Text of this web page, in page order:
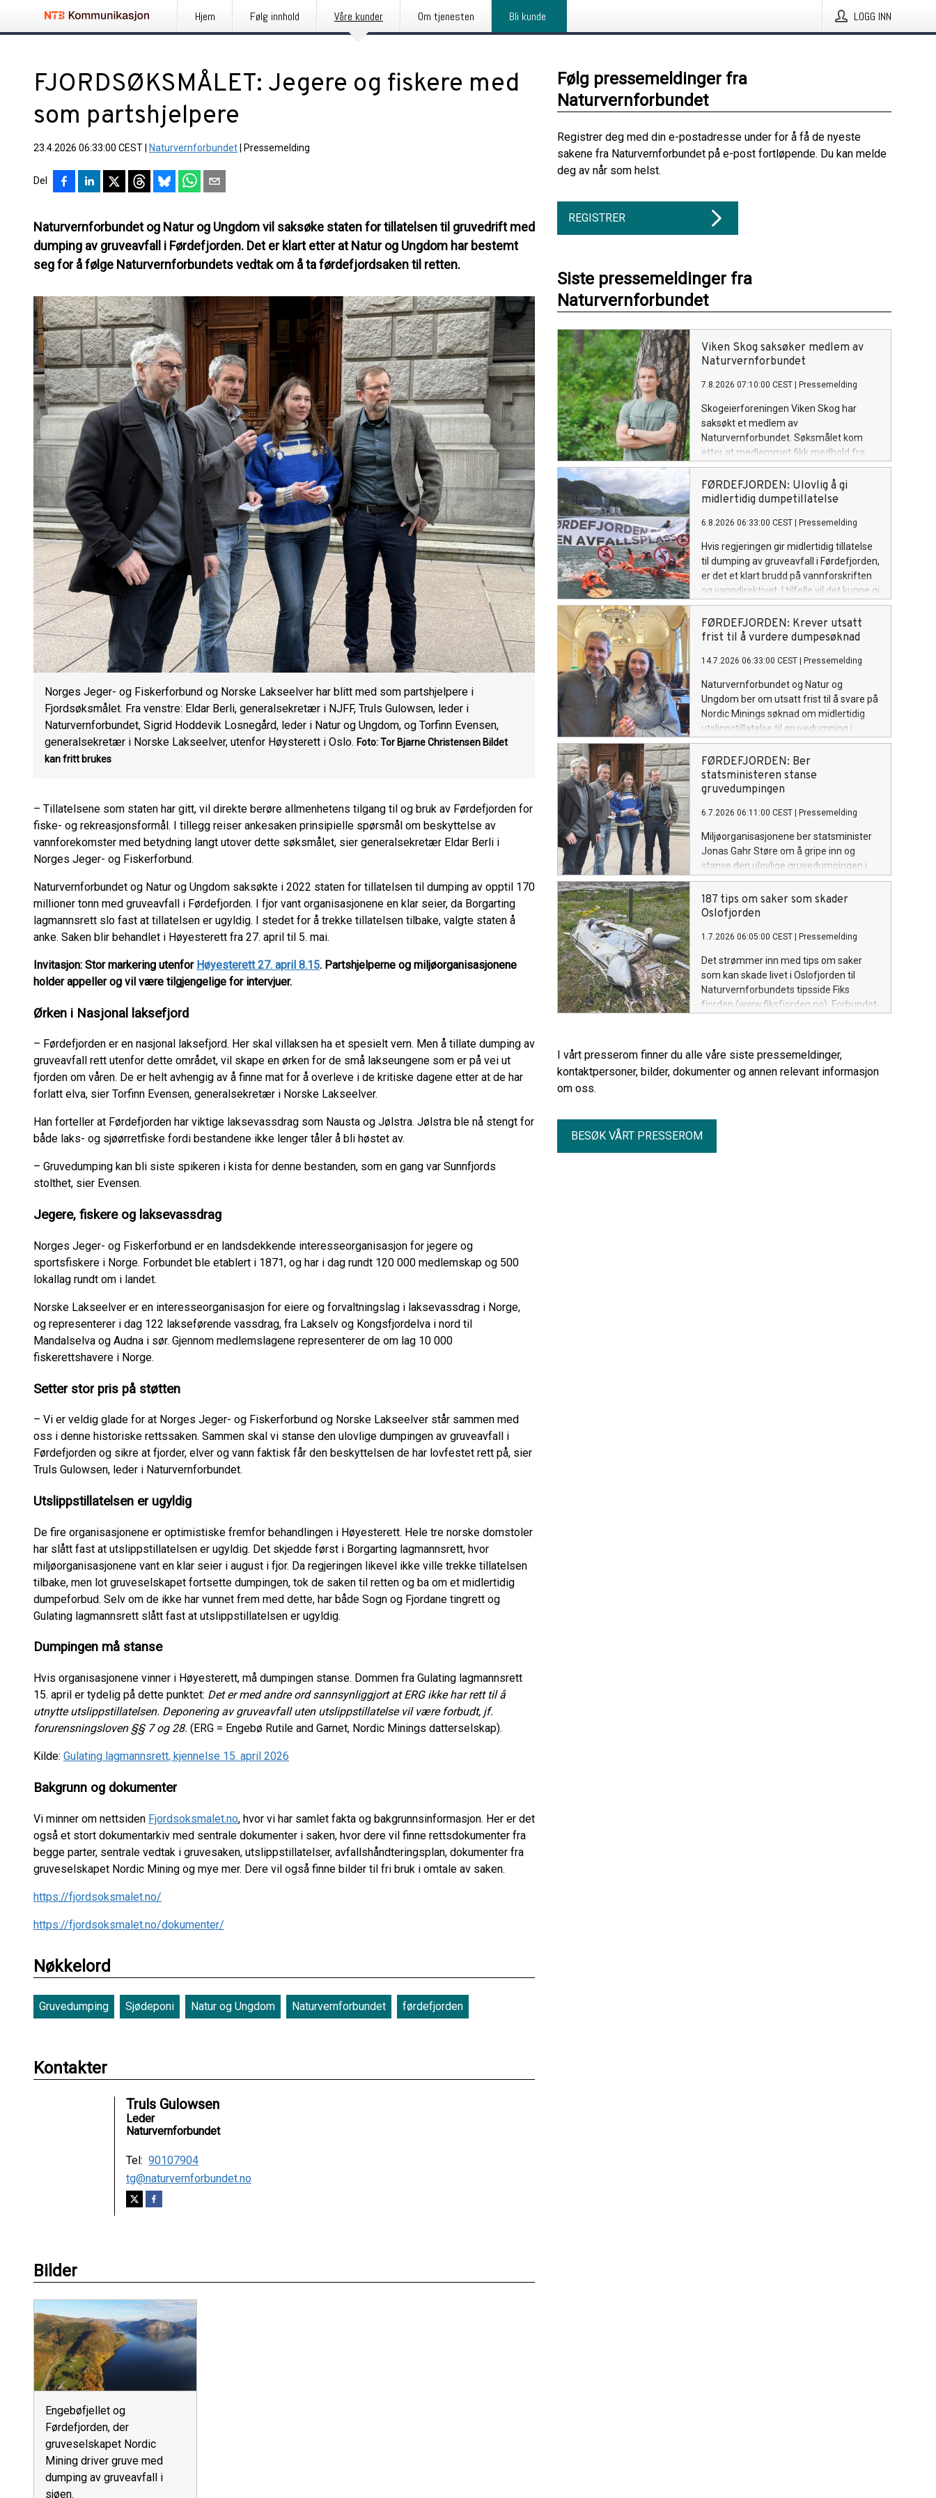
Hjem Følg innhold Våre kunder Om tjenesten Bli kunde LOGG INN
FJORDSØKSMÅLET: Jegere og fiskere med
som partshjelpere
23.4.2026 06:33:00 CEST Naturvernforbundet Pressemelding
Del
Naturvernforbundet og Natur og Ungdom vil saksøke staten for tillatelsen til gruvedrift med
dumping av gruveavfall i Førdefjorden. Det er klart etter at Natur og Ungdom har bestemt
seg for å følge Naturvernforbundets vedtak om å ta førdefjordsaken til retten.
Norges Jeger- og Fiskerforbund og Norske Lakseelver har blitt med som partshjelpere i
Fjordsøksmålet. Fra venstre: Eldar Berli, generalsekretær i NJFF, Truls Gulowsen, leder i
Naturvernforbundet, Sigrid Hoddevik Losnegård, leder i Natur og Ungdom, og Torfinn Evensen,
generalsekretær i Norske Lakseelver, utenfor Høysterett i Oslo. Foto: Tor Bjarne Christensen Bildet
kan fritt brukes
– Tillatelsene som staten har gitt, vil direkte berøre allmenhetens tilgang til og bruk av Førdefjorden for
fiske- og rekreasjonsformål. I tillegg reiser ankesaken prinsipielle spørsmål om beskyttelse av
vannforekomster med betydning langt utover dette søksmålet, sier generalsekretær Eldar Berli i
Norges Jeger- og Fiskerforbund.
Naturvernforbundet og Natur og Ungdom saksøkte i 2022 staten for tillatelsen til dumping av opptil 170
millioner tonn med gruveavfall i Førdefjorden. I fjor vant organisasjonene en klar seier, da Borgarting
lagmannsrett slo fast at tillatelsen er ugyldig. I stedet for å trekke tillatelsen tilbake, valgte staten å
anke. Saken blir behandlet i Høyesterett fra 27. april til 5. mai.
Invitasjon: Stor markering utenfor Høyesterett 27. april 8.15. Partshjelperne og miljøorganisasjonene
holder appeller og vil være tilgjengelige for intervjuer.
Ørken i Nasjonal laksefjord
– Førdefjorden er en nasjonal laksefjord. Her skal villaksen ha et spesielt vern. Men å tillate dumping av
gruveavfall rett utenfor dette området, vil skape en ørken for de små lakseungene som er på vei ut
fjorden om våren. De er helt avhengig av å finne mat for å overleve i de kritiske dagene etter at de har
forlatt elva, sier Torfinn Evensen, generalsekretær i Norske Lakseelver.
Han forteller at Førdefjorden har viktige laksevassdrag som Nausta og Jølstra. Jølstra ble nå stengt for
både laks- og sjøørretfiske fordi bestandene ikke lenger tåler å bli høstet av.
– Gruvedumping kan bli siste spikeren i kista for denne bestanden, som en gang var Sunnfjords
stolthet, sier Evensen.
Jegere, fiskere og laksevassdrag
Norges Jeger- og Fiskerforbund er en landsdekkende interesseorganisasjon for jegere og
sportsfiskere i Norge. Forbundet ble etablert i 1871, og har i dag rundt 120 000 medlemskap og 500
lokallag rundt om i landet.
Norske Lakseelver er en interesseorganisasjon for eiere og forvaltningslag i laksevassdrag i Norge,
og representerer i dag 122 lakseførende vassdrag, fra Lakselv og Kongsfjordelva i nord til
Mandalselva og Audna i sør. Gjennom medlemslagene representerer de om lag 10 000
fiskerettshavere i Norge.
Setter stor pris på støtten
– Vi er veldig glade for at Norges Jeger- og Fiskerforbund og Norske Lakseelver står sammen med
oss i denne historiske rettssaken. Sammen skal vi stanse den ulovlige dumpingen av gruveavfall i
Førdefjorden og sikre at fjorder, elver og vann faktisk får den beskyttelsen de har lovfestet rett på, sier
Truls Gulowsen, leder i Naturvernforbundet.
Utslippstillatelsen er ugyldig
De fire organisasjonene er optimistiske fremfor behandlingen i Høyesterett. Hele tre norske domstoler
har slått fast at utslippstillatelsen er ugyldig. Det skjedde først i Borgarting lagmannsrett, hvor
miljøorganisasjonene vant en klar seier i august i fjor. Da regjeringen likevel ikke ville trekke tillatelsen
tilbake, men lot gruveselskapet fortsette dumpingen, tok de saken til retten og ba om et midlertidig
dumpeforbud. Selv om de ikke har vunnet frem med dette, har både Sogn og Fjordane tingrett og
Gulating lagmannsrett slått fast at utslippstillatelsen er ugyldig.
Dumpingen må stanse
Hvis organisasjonene vinner i Høyesterett, må dumpingen stanse. Dommen fra Gulating lagmannsrett
15. april er tydelig på dette punktet: Det er med andre ord sannsynliggjort at ERG ikke har rett til å
utnytte utslippstillatelsen. Deponering av gruveavfall uten utslippstillatelse vil være forbudt, jf.
forurensningsloven §§ 7 og 28. (ERG = Engebø Rutile and Garnet, Nordic Minings datterselskap).
Kilde: Gulating lagmannsrett, kjennelse 15. april 2026
Bakgrunn og dokumenter
Vi minner om nettsiden Fjordsoksmalet.no, hvor vi har samlet fakta og bakgrunnsinformasjon. Her er det
også et stort dokumentarkiv med sentrale dokumenter i saken, hvor dere vil finne rettsdokumenter fra
begge parter, sentrale vedtak i gruvesaken, utslippstillatelser, avfallshåndteringsplan, dokumenter fra
gruveselskapet Nordic Mining og mye mer. Dere vil også finne bilder til fri bruk i omtale av saken.
https://fjordsoksmalet.no/
https://fjordsoksmalet.no/dokumenter/
Nøkkelord
Gruvedumping Sjødeponi Natur og Ungdom Naturvernforbundet førdefjorden
Kontakter
Truls Gulowsen
Leder
Naturvernforbundet
Tel: 90107904
tg@naturvernforbundet.no
Bilder
Engebøfjellet og
Førdefjorden, der
gruveselskapet Nordic
Mining driver gruve med
dumping av gruveavfall i
sjøen.
Følg pressemeldinger fra
Naturvernforbundet
Registrer deg med din e-postadresse under for å få de nyeste
sakene fra Naturvernforbundet på e-post fortløpende. Du kan melde
deg av når som helst.
REGISTRER
Siste pressemeldinger fra
Naturvernforbundet
Viken Skog saksøker medlem av
Naturvernforbundet
7.8.2026 07:10:00 CEST Pressemelding
Skogeierforeningen Viken Skog har
saksøkt et medlem av
Naturvernforbundet. Søksmålet kom
etter at medlemmet fikk medhold fra
Miljøklagenemnda om innsyn i rapporter
fra befaring av tiurleiker foretatt av
biologer på oppdrag fra selskapet.
FØRDEFJORDEN: Ulovlig å gi
midlertidig dumpetillatelse
6.8.2026 06:33:00 CEST Pressemelding
Hvis regjeringen gir midlertidig tillatelse
til dumping av gruveavfall i Førdefjorden,
er det et klart brudd på vannforskriften
og vanndirektivet. I tilfelle vil det kunne gi
grunnlag for et nytt søksmål, skriver
miljøorganisasjonene i sin
høringsuttalelse til gruveselskapet
dumpetillatelse.
FØRDEFJORDEN: Krever utsatt
frist til å vurdere dumpesøknad
14.7.2026 06:33:00 CEST Pressemelding
Naturvernforbundet og Natur og
Ungdom ber om utsatt frist til å svare på
Nordic Minings søknad om midlertidig
utslippstillatelse til gruvedumping i
Førdefjorden. Regjeringen har ennå ikke
svart på om fristen blir utsatt.
FØRDEFJORDEN: Ber
statsministeren stanse
gruvedumpingen
6.7.2026 06:11:00 CEST Pressemelding
Miljøorganisasjonene ber statsminister
Jonas Gahr Støre om å gripe inn og
stanse den ulovlige gruvedumpingen i
Førdefjorden. I et brev til
statsministerens kontor krever de at de
ugyldige tillatelsene kalles tilbake.
187 tips om saker som skader
Oslofjorden
1.7.2026 06:05:00 CEST Pressemelding
Det strømmer inn med tips om saker
som kan skade livet i Oslofjorden til
Naturvernforbundets tipsside Fiks
fjorden (www.fiksfjorden.no). Forbundet
naturinngrep. 58 av sakene er allerede
I vårt presserom finner du alle våre siste pressemeldinger,
kontaktpersoner, bilder, dokumenter og annen relevant informasjon
om oss.
BESØK VÅRT PRESSEROM